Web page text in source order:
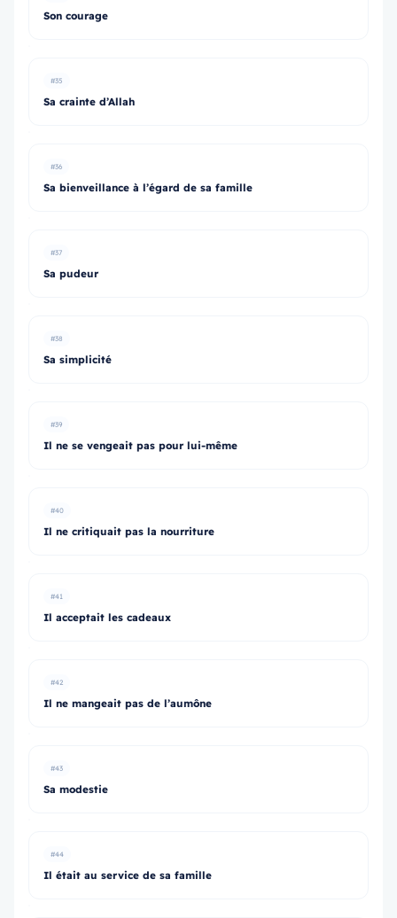
Son courage
#35
Sa crainte d’Allah
#36
Sa bienveillance à l’égard de sa famille
#37
Sa pudeur
#38
Sa simplicité
#39
Il ne se vengeait pas pour lui-même
#40
Il ne critiquait pas la nourriture
#41
Il acceptait les cadeaux
#42
Il ne mangeait pas de l’aumône
#43
Sa modestie
#44
Il était au service de sa famille